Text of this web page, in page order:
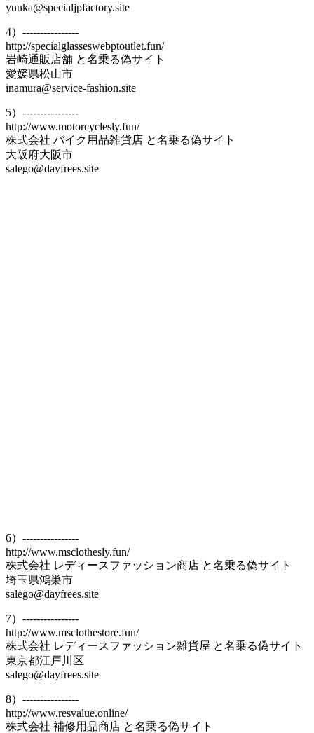
yuuka@specialjpfactory.site
4）----------------
http://specialglasseswebptoutlet.fun/
岩崎通販店舗 と名乗る偽サイト
愛媛県松山市
inamura@service-fashion.site
5）----------------
http://www.motorcyclesly.fun/
株式会社 バイク用品雑貨店 と名乗る偽サイト
大阪府大阪市
salego@dayfrees.site
6）----------------
http://www.msclothesly.fun/
株式会社 レディースファッション商店 と名乗る偽サイト
埼玉県鴻巣市
salego@dayfrees.site
7）----------------
http://www.msclothestore.fun/
株式会社 レディースファッション雑貨屋 と名乗る偽サイト
東京都江戸川区
salego@dayfrees.site
8）----------------
http://www.resvalue.online/
株式会社 補修用品商店 と名乗る偽サイト